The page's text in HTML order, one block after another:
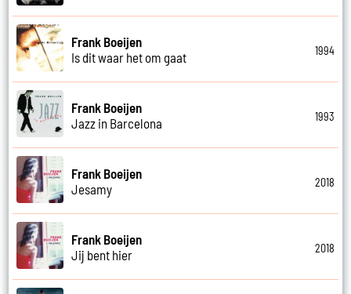
Frank Boeijen
Is dit waar het om gaat
1994
Frank Boeijen
Jazz in Barcelona
1993
Frank Boeijen
Jesamy
2018
Frank Boeijen
Jij bent hier
2018